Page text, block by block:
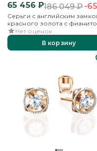
65 456₽186 049₽-
Серьги с английским
красного золота с
Нет оценок
В корзину